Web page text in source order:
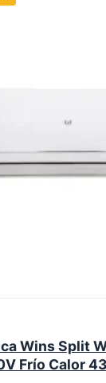
Wins Split
Frío Calor